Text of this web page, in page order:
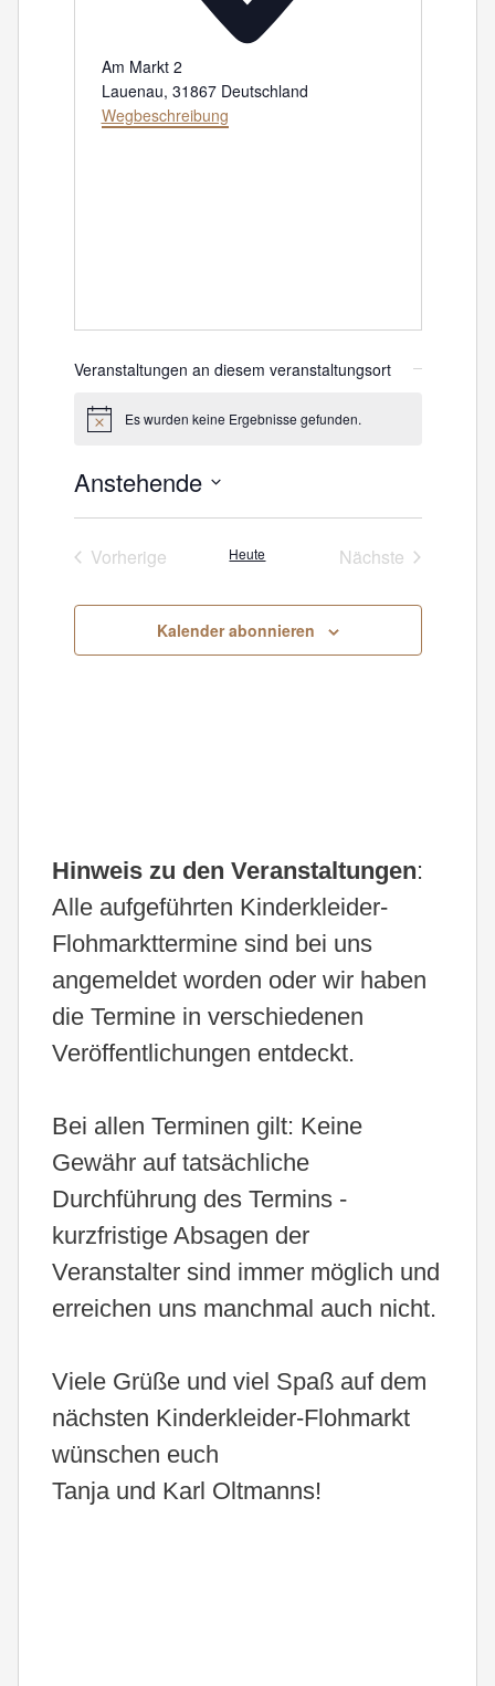
Am Markt 2
Lauenau, 31867 Deutschland
Wegbeschreibung
Veranstaltungen an diesem veranstaltungsort
HinweisEs wurden keine Ergebnisse gefunden.
Anstehende
Datum
wählen.
Vorherige
Heute
Nächste
Kalender abonnieren
Hinweis zu den Veranstaltungen:
Alle aufgeführten Kinderkleider-
Flohmarkttermine sind bei uns
angemeldet worden oder wir haben
die Termine in verschiedenen
Veröffentlichungen entdeckt.
Bei allen Terminen gilt: Keine
Gewähr auf tatsächliche
Durchführung des Termins -
kurzfristige Absagen der
Veranstalter sind immer möglich und
erreichen uns manchmal auch nicht.
Viele Grüße und viel Spaß auf dem
nächsten Kinderkleider-Flohmarkt
wünschen euch
Tanja und Karl Oltmanns!